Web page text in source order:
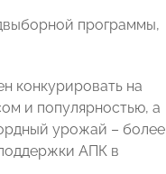
программы,
конкурировать на
и популярностью, а
урожай – более
АПК в